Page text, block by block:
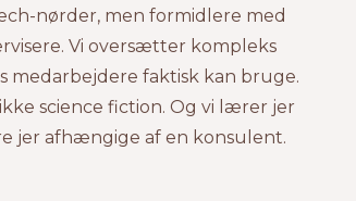
nørder, men formidlere med
Vi oversætter kompleks
medarbejdere faktisk kan bruge.
science fiction. Og vi lærer jer
jer afhængige af en konsulent.